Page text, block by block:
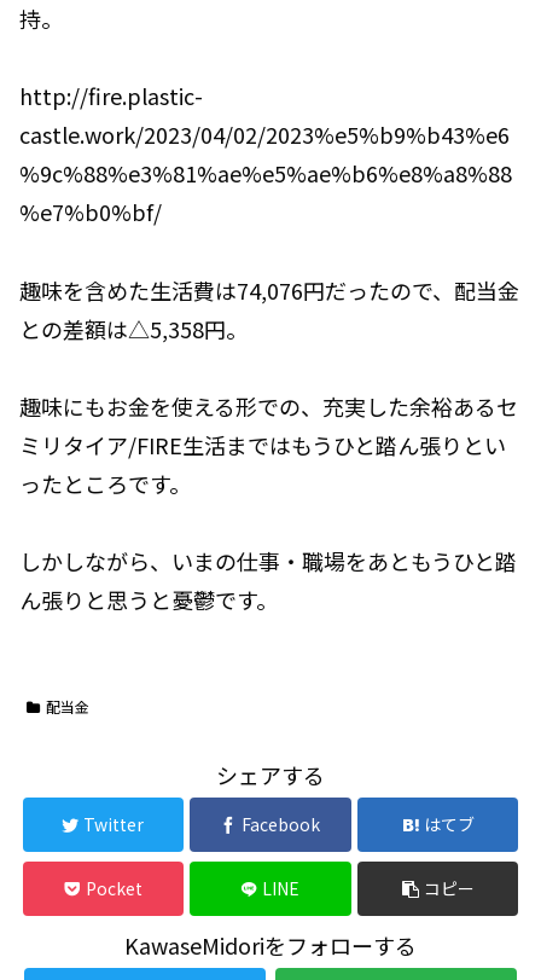
持。
http://fire.plastic-
castle.work/2023/04/02/2023%e5%b9%b43%e6
%9c%88%e3%81%ae%e5%ae%b6%e8%a8%88
%e7%b0%bf/
趣味を含めた生活費は74,076円だったので、配当金
との差額は△5,358円。
趣味にもお金を使える形での、充実した余裕あるセ
ミリタイア/FIRE生活まではもうひと踏ん張りとい
ったところです。
しかしながら、いまの仕事・職場をあともうひと踏
ん張りと思うと憂鬱です。
配当金
シェアする
Twitter Facebook はてブ
Pocket LINE コピー
KawaseMidoriをフォローする